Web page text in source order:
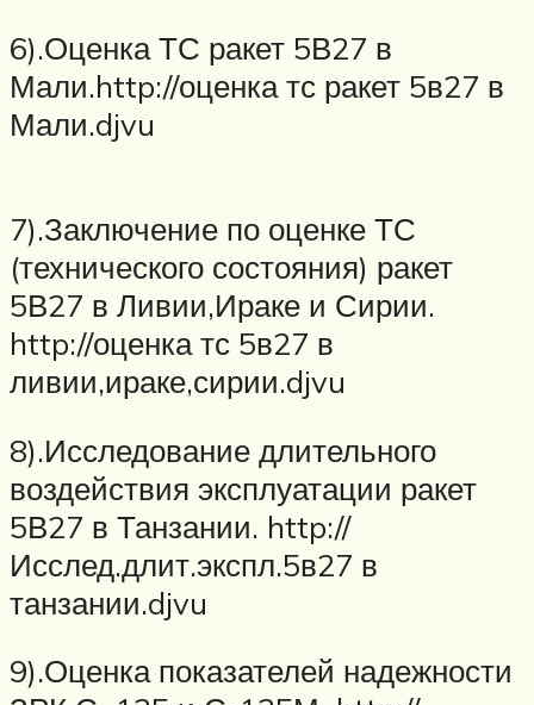
6).Оценка ТС ракет 5В27 в
Мали.http://оценка тс ракет 5в27 в
Мали.djvu
7).Заключение по оценке ТС
(технического состояния) ракет
5В27 в Ливии,Ираке и Сирии.
http://оценка тс 5в27 в
ливии,ираке,сирии.djvu
8).Исследование длительного
воздействия эксплуатации ракет
5В27 в Танзании. http://
Исслед.длит.экспл.5в27 в
танзании.djvu
9).Оценка показателей надежности